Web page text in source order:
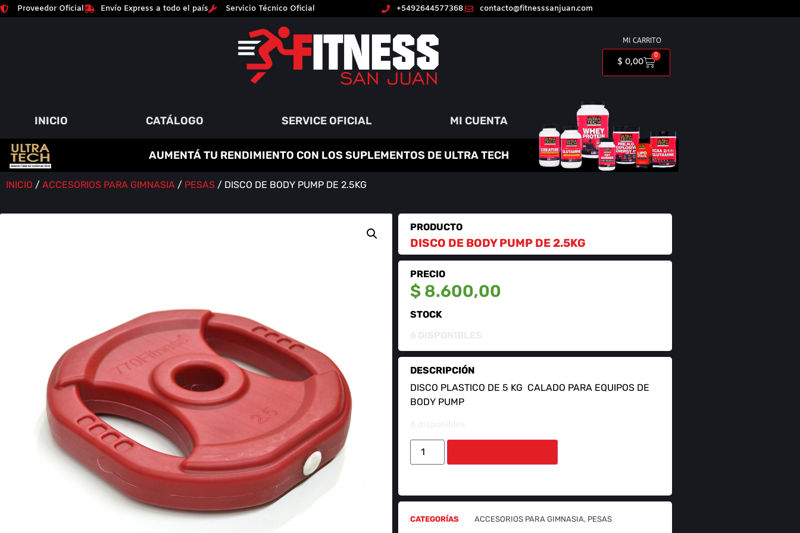
Proveedor Oficial Envío Express a todo el país Servicio Técnico Oficial +5492644577368 contacto@fitnesssanjuan.com
MI CARRITO
$ 0,00
0
INICIO CATÁLOGO SERVICE OFICIAL MI CUENTA
PROTEÍNAS
AMINO
QUEMADOR
YMÁS
AUMENTÁ TU RENDIMIENTO CON LOS SUPLEMENTOS DE ULTRA TECH
INICIO / ACCESORIOS PARA GIMNASIA / PESAS / DISCO DE BODY PUMP DE 2.5KG
PRODUCTO
DISCO DE BODY PUMP DE 2.5KG
PRECIO
$8.600,00
STOCK
DESCRIPCIÓN
DISCO PLASTICO DE 5 KG CALADO PARA EQUIPOS DE
BODY PUMP
CATEGORÍAS ACCESORIOS PARA GIMNASIA, PESAS